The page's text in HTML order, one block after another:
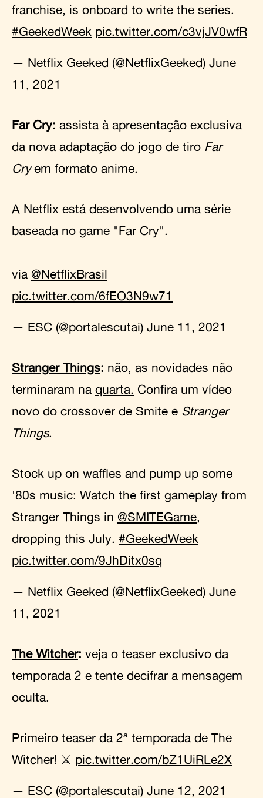
franchise, is onboard to write the series.
#GeekedWeek pic.twitter.com/c3vjJV0wfR
— Netflix Geeked (@NetflixGeeked) June
11, 2021
Far Cry: assista à apresentação exclusiva
da nova adaptação do jogo de tiro Far
Cryem formato anime.
A Netflix está desenvolvendo uma série
baseada no game "Far Cry".
via @NetflixBrasil
pic.twitter.com/6fEO3N9w71
— ESC (@portalescutai) June 11, 2021
Stranger Things: não, as novidades não
terminaram na quarta. Confira um vídeo
novo do crossover de Smite e Stranger
Things.
Stock up on waffles and pump up some
'80s music: Watch the first gameplay from
Stranger Things in @SMITEGame
dropping this July. #GeekedWeek
pic.twitter.com/9JhDitx0sq
— Netflix Geeked (@NetflixGeeked) June
11, 2021
The Witcher: veja o teaser exclusivo da
temporada 2 e tente decifrar a mensagem
oculta.
Primeiro teaser da 2ª temporada de The
Witcher! ⚔️ pic.twitter.com/bZ1UiRLe2X
— ESC (@portalescutai) June 12, 2021